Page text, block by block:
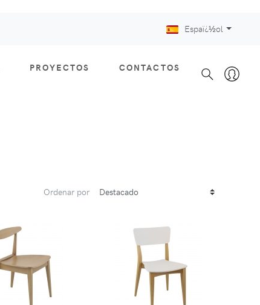
Espaï¿½ol
PROYECTOS CONTACTOS
Ordenar por